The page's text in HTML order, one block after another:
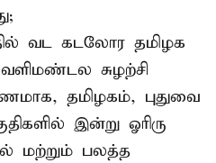
வட கடலோர தமிழக
சுழற்சி
தமிழகம், புதுவை
இன்று ஓரிரு
மற்றும் பலத்த